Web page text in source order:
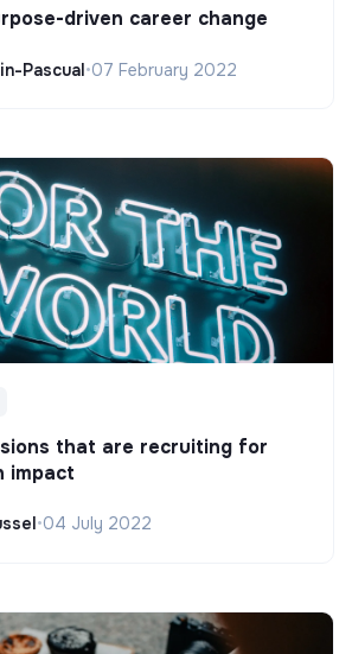
driven career change
Pascual•07 February 2022
that are recruiting for
impact
•04 July 2022